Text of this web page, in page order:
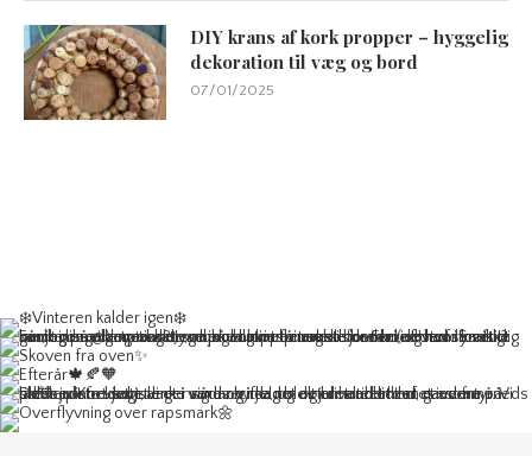
DIY krans af kork propper – hyggelig
dekoration til væg og bord
07/01/2025